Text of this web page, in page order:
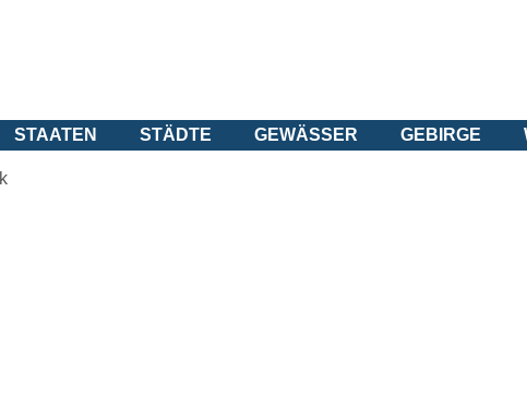
STAATEN STÄDTE GEWÄSSER GEBIRGE